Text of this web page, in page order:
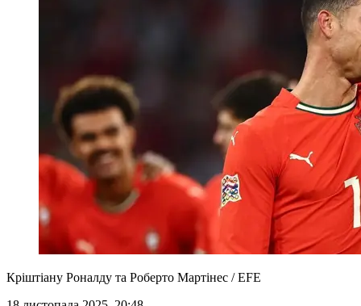
Кріштіану Роналду та Роберто Мартінес / EFE